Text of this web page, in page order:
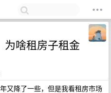
为啥租房子租金
又降了一些，但是我看租房市场